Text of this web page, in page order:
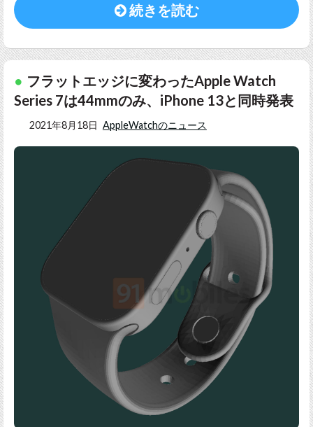
続きを読む
フラットエッジに変わったApple Watch
Series 7は44mmのみ、iPhone 13と同時発表
2021年8月18日 AppleWatchのニュース